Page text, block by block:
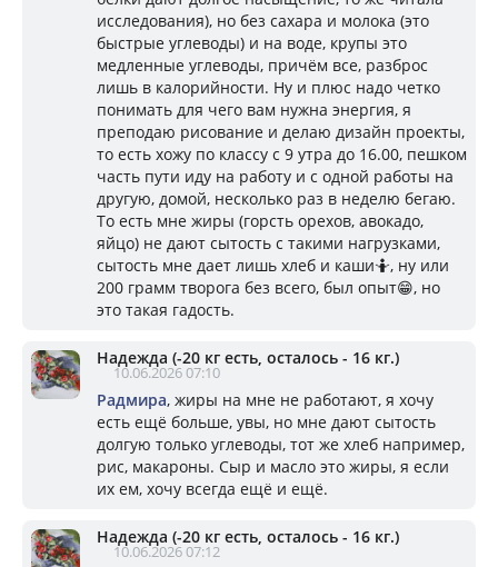
исследования), но без сахара и молока (это
быстрые углеводы) и на воде, крупы это
медленные углеводы, причём все, разброс
лишь в калорийности. Ну и плюс надо четко
понимать для чего вам нужна энергия, я
преподаю рисование и делаю дизайн проекты,
то есть хожу по классу с 9 утра до 16.00, пешком
часть пути иду на работу и с одной работы на
другую, домой, несколько раз в неделю бегаю.
То есть мне жиры (горсть орехов, авокадо,
яйцо) не дают сытость с такими нагрузками,
сытость мне дает лишь хлеб и каши🤷, ну или
200 грамм творога без всего, был опыт😁, но
это такая гадость.
Надежда (-20 кг есть, осталось - 16 кг.)
10.06.2026 07:10
Радмира, жиры на мне не работают, я хочу
есть ещё больше, увы, но мне дают сытость
долгую только углеводы, тот же хлеб например,
рис, макароны. Сыр и масло это жиры, я если
их ем, хочу всегда ещё и ещё.
Надежда (-20 кг есть, осталось - 16 кг.)
10.06.2026 07:12